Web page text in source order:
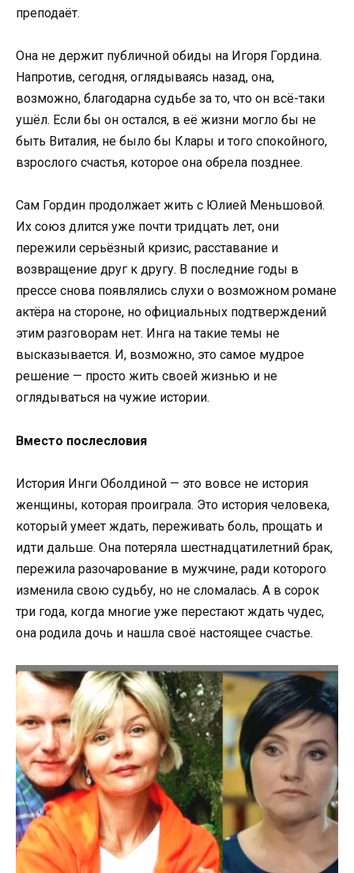
преподаёт.
Она не держит публичной обиды на Игоря Гордина.
Напротив, сегодня, оглядываясь назад, она,
возможно, благодарна судьбе за то, что он всё-таки
ушёл. Если бы он остался, в её жизни могло бы не
быть Виталия, не было бы Клары и того спокойного,
взрослого счастья, которое она обрела позднее.
Сам Гордин продолжает жить с Юлией Меньшовой.
Их союз длится уже почти тридцать лет, они
пережили серьёзный кризис, расставание и
возвращение друг к другу. В последние годы в
прессе снова появлялись слухи о возможном романе
актёра на стороне, но официальных подтверждений
этим разговорам нет. Инга на такие темы не
высказывается. И, возможно, это самое мудрое
решение — просто жить своей жизнью и не
оглядываться на чужие истории.
Вместо послесловия
История Инги Оболдиной — это вовсе не история
женщины, которая проиграла. Это история человека,
который умеет ждать, переживать боль, прощать и
идти дальше. Она потеряла шестнадцатилетний брак,
пережила разочарование в мужчине, ради которого
изменила свою судьбу, но не сломалась. А в сорок
три года, когда многие уже перестают ждать чудес,
она родила дочь и нашла своё настоящее счастье.